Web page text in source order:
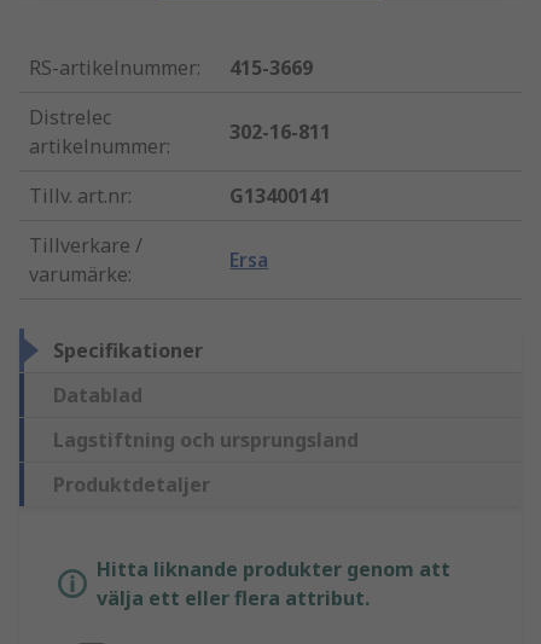
RS-artikelnummer:
415-3669
Distrelec
artikelnummer:
302-16-811
Tillv. art.nr:
G13400141
Tillverkare /
varumärke:
Ersa
Specifikationer
Datablad
Lagstiftning och ursprungsland
Produktdetaljer
Hitta liknande produkter genom att
välja ett eller flera attribut.